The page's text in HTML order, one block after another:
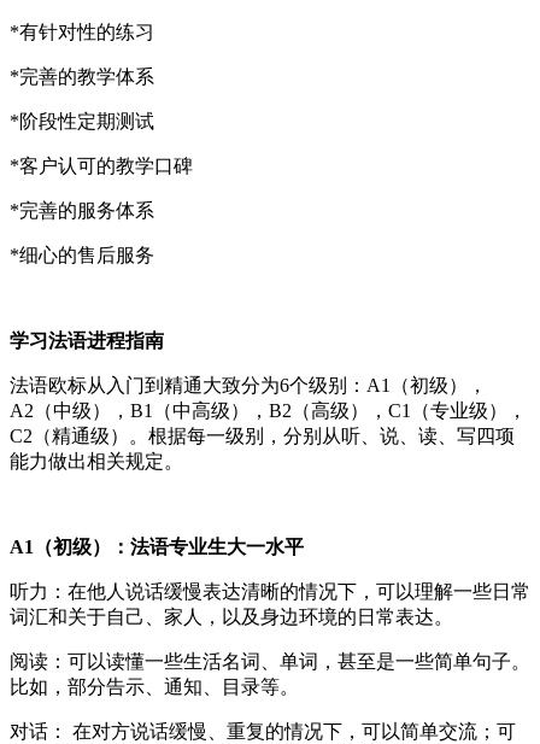
*有针对性的练习
*完善的教学体系
*阶段性定期测试
*客户认可的教学口碑
*完善的服务体系
*细心的售后服务
学习法语进程指南
法语欧标从入门到精通大致分为6个级别：A1（初级），
A2（中级），B1（中高级），B2（高级），C1（专业级），
C2（精通级）。根据每一级别，分别从听、说、读、写四项
能力做出相关规定。
A1（初级）：法语专业生大一水平
听力：在他人说话缓慢表达清晰的情况下，可以理解一些日常
词汇和关于自己、家人，以及身边环境的日常表达。
阅读：可以读懂一些生活名词、单词，甚至是一些简单句子。
比如，部分告示、通知、目录等。
对话： 在对方说话缓慢、重复的情况下，可以简单交流；可